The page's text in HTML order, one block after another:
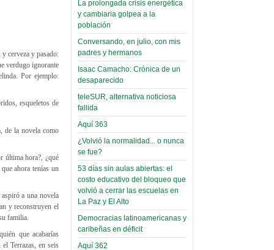
cerveza y pasado:
verdugo ignorante
Por ejemplo:
esqueletos de
de la novela como
última hora?, ¿qué
ahora tenías un
a una novela
y reconstruyen el
familia.
que acabarías
Terrazas, en seis
Leer Más...
Trabajo Social de la UMSA
volverá a las urnas para elegir a
su directora
Sábado, 14 Octubre 2023
Leer Más...
Candidatos del MAS se
presentarán en la UMSA
Jueves, 14 Septiembre 2023
Leer Más...
Carrera de Geografía realiza
Segundo Congreso Nacional
Viernes, 14 Octubre 2022
Leer Más...
Docentes y estudiantes de
Trabajo Social de la UMSA
elegirán directora
Viernes, 14 Octubre 2022
Read more...
Infierno Covid
parte VI:
Gabinete de
Áñez se atribuye
construcción de
hospitales
prefabricados en
la que no tuvo
participación;
más de 24 horas
después rectifica
parcialmente
El Infamatorio
Miércoles, 09 Diciembre 2020
Read more...
La prolongada crisis energética
y cambiaria golpea a la
población
Conversando, en julio, con mis
padres y hermanos
Isaac Camacho: Crónica de un
desaparecido
teleSUR, alternativa noticiosa
fallida
Aquí 363
¿Volvió la normalidad... o nunca
se fue?
53 días sin aulas abiertas: el
costo educativo del bloqueo que
volvió a cerrar las escuelas en
La Paz y El Alto
Democracias latinoamericanas y
caribeñas en déficit
Aquí 362